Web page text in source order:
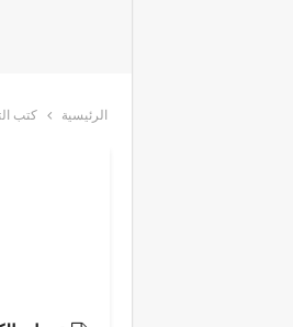
الرئيسية كتب